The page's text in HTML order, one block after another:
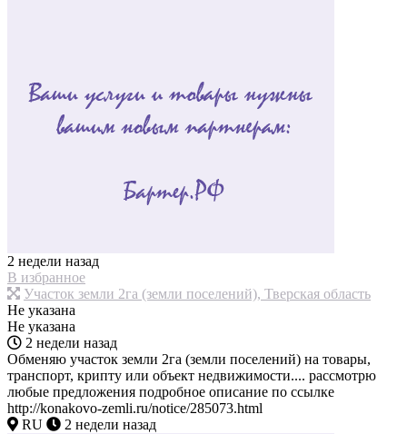
2 недели назад
В избранное
Участок земли 2га (земли поселений), Тверская область
Не указана
Не указана
2 недели назад
Обменяю участок земли 2га (земли поселений) на товары,
транспорт, крипту или объект недвижимости.... рассмотрю
любые предложения подробное описание по ссылке
http://konakovo-zemli.ru/notice/285073.html
RU
2 недели назад